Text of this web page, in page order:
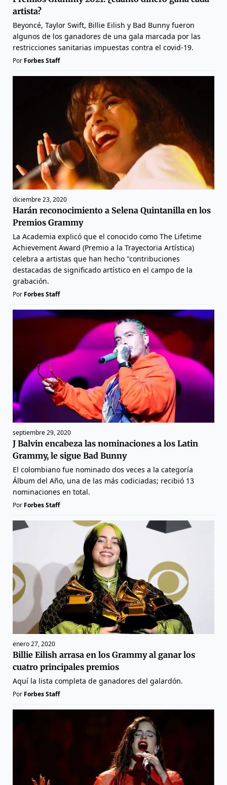
artista?
Beyoncé, Taylor Swift, Billie Eilish y Bad Bunny fueron
algunos de los ganadores de una gala marcada por las
restricciones sanitarias impuestas contra el covid-19.
Por Forbes Staff
diciembre 23, 2020
Harán reconocimiento a Selena Quintanilla en los
Premios Grammy
La Academia explicó que el conocido como The Lifetime
Achievement Award (Premio a la Trayectoria Artística)
celebra a artistas que han hecho "contribuciones
destacadas de significado artístico en el campo de la
grabación.
Por Forbes Staff
septiembre 29, 2020
J Balvin encabeza las nominaciones a los Latin
Grammy, le sigue Bad Bunny
El colombiano fue nominado dos veces a la categoría
Álbum del Año, una de las más codiciadas; recibió 13
nominaciones en total.
Por Forbes Staff
enero 27, 2020
Billie Eilish arrasa en los Grammy al ganar los
cuatro principales premios
Aquí la lista completa de ganadores del galardón.
Por Forbes Staff